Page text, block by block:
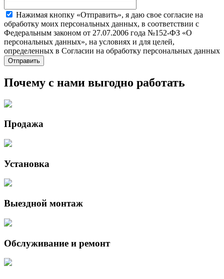
Нажимая кнопку «Отправить», я даю свое согласие на
обработку моих персональных данных, в соответствии с
Федеральным законом от 27.07.2006 года №152-ФЗ «О
персональных данных», на условиях и для целей,
определенных в Согласии на обработку персональных данных
Почему с нами выгодно работать
Продажа
Установка
Выездной монтаж
Обслуживание и ремонт